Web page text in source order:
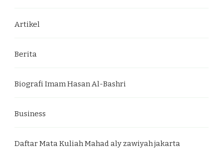
Artikel
Berita
Biografi Imam Hasan Al-Bashri
Business
Daftar Mata Kuliah Mahad aly zawiyah jakarta